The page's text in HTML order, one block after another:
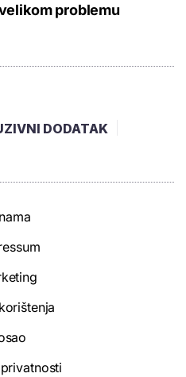
problemu
DODATAK